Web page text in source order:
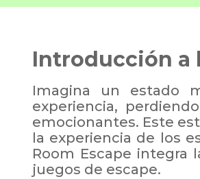
Introducción a
Imagina un estado
experiencia,
emocionantes. Este
la experiencia de los
Room Escape integra
juegos de escape.